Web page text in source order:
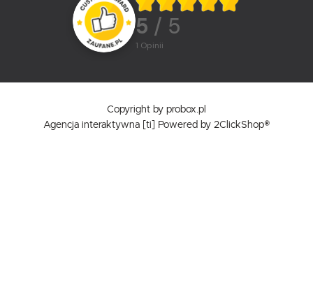
5 / 5
1 opinii
Copyright by probox.pl
Agencja interaktywna
[ti] Powered by 2ClickShop®